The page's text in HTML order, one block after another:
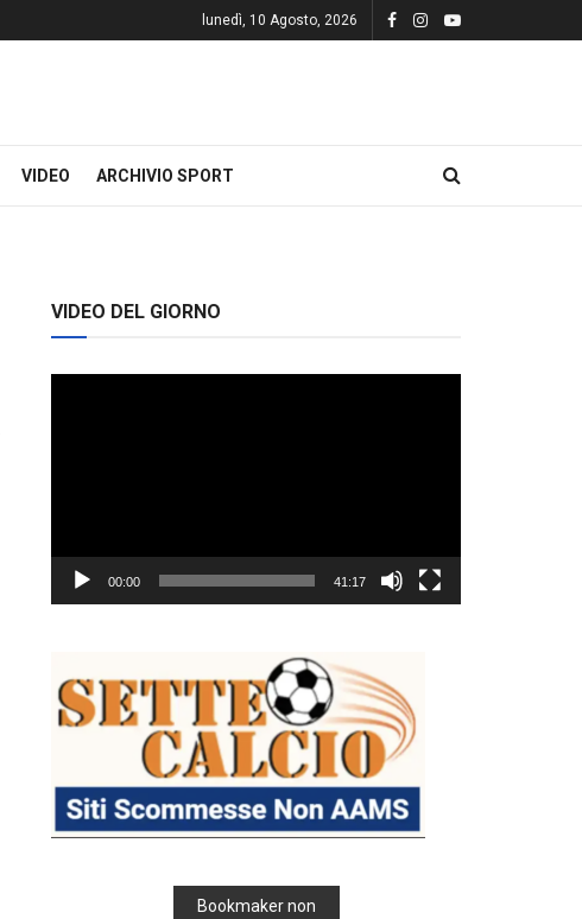
lunedì, 10 Agosto, 2026
VIDEO ARCHIVIO SPORT
VIDEO DEL GIORNO
00:00 41:17
Bookmaker non